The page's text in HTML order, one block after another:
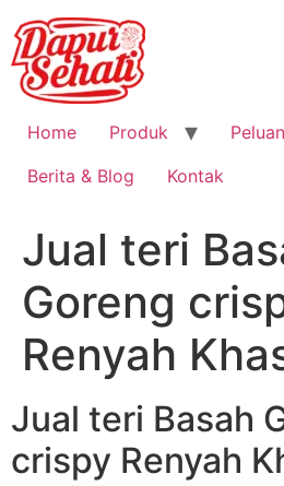
Home Produk
Berita & Blog
Kontak
Jual teri
Goreng
Renyah
Jual teri Basah
crispy Renyah